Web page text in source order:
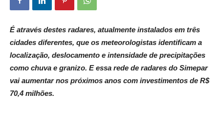
É através destes radares, atualmente instalados em três
cidades diferentes, que os meteorologistas identificam a
localização, deslocamento e intensidade de precipitações
como chuva e granizo. E essa rede de radares do Simepar
vai aumentar nos próximos anos com investimentos de R$
70,4 milhões.